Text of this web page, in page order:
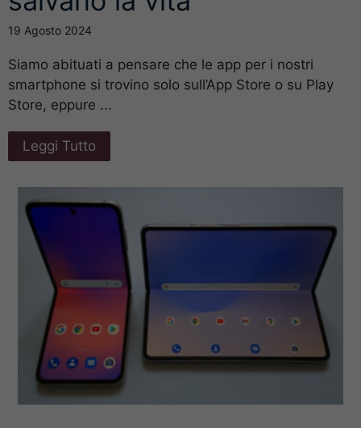
19 Agosto 2024
Siamo abituati a pensare che le app per i nostri
smartphone si trovino solo sull’App Store o su Play
Store, eppure ...
Leggi Tutto